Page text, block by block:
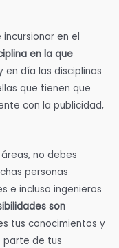
en el
en la que
en día las disciplinas
que tienen que
con la publicidad,
no debes
personas
e incluso ingenieros
son
tus conocimientos y
parte de tus